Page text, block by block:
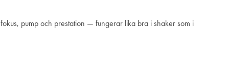
pump och prestation — fungerar lika bra i shaker som i